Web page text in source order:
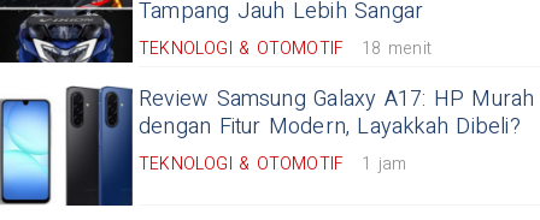
Tampang Jauh Lebih Sangar
TEKNOLOGI & OTOMOTIF 18 menit
Review Samsung Galaxy A17: HP Murah
dengan Fitur Modern, Layakkah Dibeli?
TEKNOLOGI & OTOMOTIF 1 jam